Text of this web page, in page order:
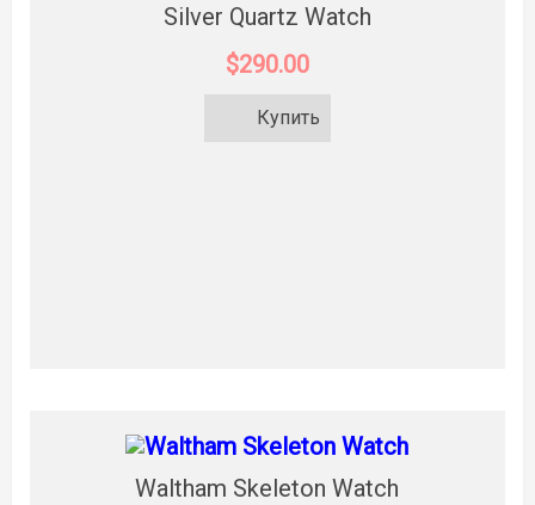
Silver Quartz Watch
$290.00
Купить
Waltham Skeleton Watch